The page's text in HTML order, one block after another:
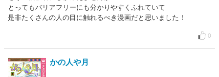
とってもバリアフリーにも分かりやすくふれていて
是非たくさんの人の目に触れるべき漫画だと思いました！
0
かの人や月